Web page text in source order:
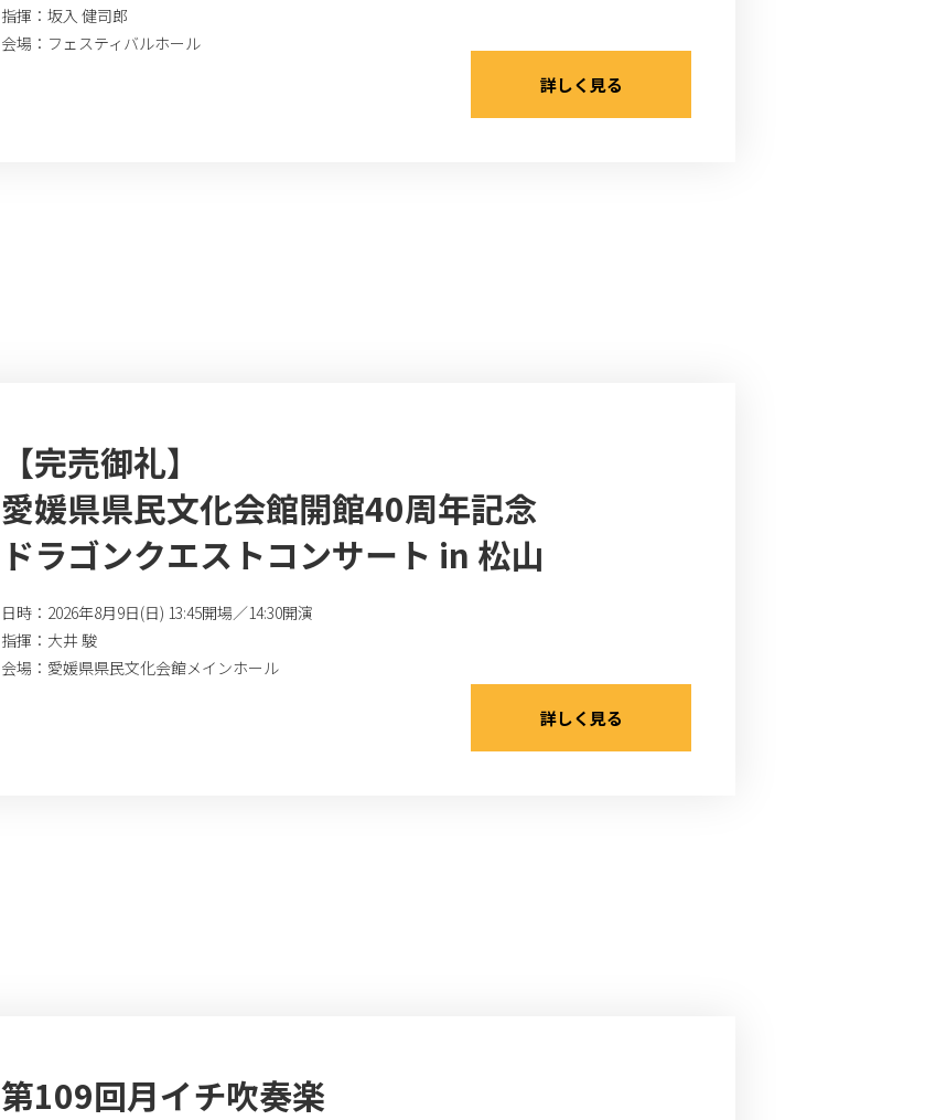
指揮：坂入 健司郎
会場：フェスティバルホール
詳しく見る
【完売御礼】
愛媛県県民文化会館開館40周年記念
ドラゴンクエストコンサート in 松山
日時：2026年8月9日(日) 13:45開場／14:30開演
指揮：大井 駿
会場：愛媛県県民文化会館メインホール
詳しく見る
第109回月イチ吹奏楽